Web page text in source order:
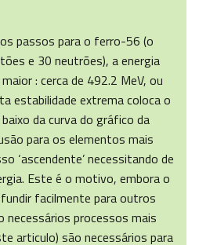
passos para o ferro-56 (o
e 30 neutrões), a energia
: cerca de 492.2 MeV, ou
estabilidade extrema coloca o
da curva do gráfico da
para os elementos mais
‘ascendente’ necessitando de
Este é o motivo, embora o
facilmente para outros
necessários processos mais
articulo) são necessários para